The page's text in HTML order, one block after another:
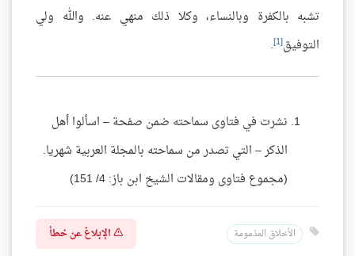
تشبه بالكفرة وبالنساء، وكلا ذلك منهي عنه. والله ولي
التوفيق[1]
.
نشرت في فتاوى سماحته ضمن صفحة – اسألوا أهل
الذكر – التي تصدر من سماحته بالمجلة العربية شهريا.
(مجموع فتاوى ومقالات الشيخ ابن باز: 4/ 151)
الأخلاق المذمومة الإبلاغ عن خطأ